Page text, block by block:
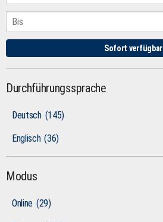
Sofort verfügbar
Durchführungssprache
Deutsch (145)
Englisch (36)
Modus
Online (29)